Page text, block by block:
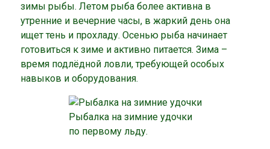
зимы рыбы. Летом рыба более активна в
утренние и вечерние часы, в жаркий день она
ищет тень и прохладу. Осенью рыба начинает
готовиться к зиме и активно питается. Зима –
время подлёдной ловли, требующей особых
навыков и оборудования.
Рыбалка на зимние удочки
по первому льду.